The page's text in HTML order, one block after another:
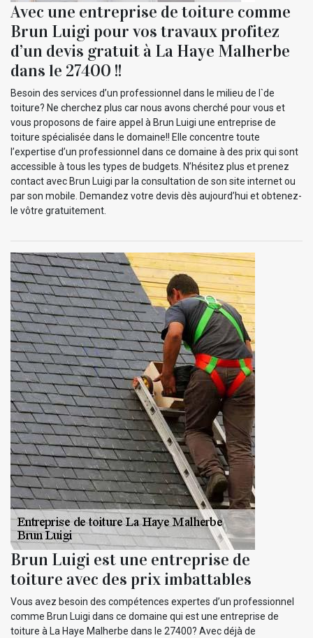
Avec une entreprise de toiture comme
Brun Luigi pour vos travaux profitez
d’un devis gratuit à La Haye Malherbe
dans le 27400 !!
Besoin des services d’un professionnel dans le milieu de l`de
toiture? Ne cherchez plus car nous avons cherché pour vous et
vous proposons de faire appel à Brun Luigi une entreprise de
toiture spécialisée dans le domaine!! Elle concentre toute
l’expertise d’un professionnel dans ce domaine à des prix qui sont
accessible à tous les types de budgets. N’hésitez plus et prenez
contact avec Brun Luigi par la consultation de son site internet ou
par son mobile. Demandez votre devis dès aujourd’hui et obtenez-
le vôtre gratuitement.
Brun Luigi est une entreprise de
toiture avec des prix imbattables
Vous avez besoin des compétences expertes d’un professionnel
comme Brun Luigi dans ce domaine qui est une entreprise de
toiture à La Haye Malherbe dans le 27400? Avec déjà de